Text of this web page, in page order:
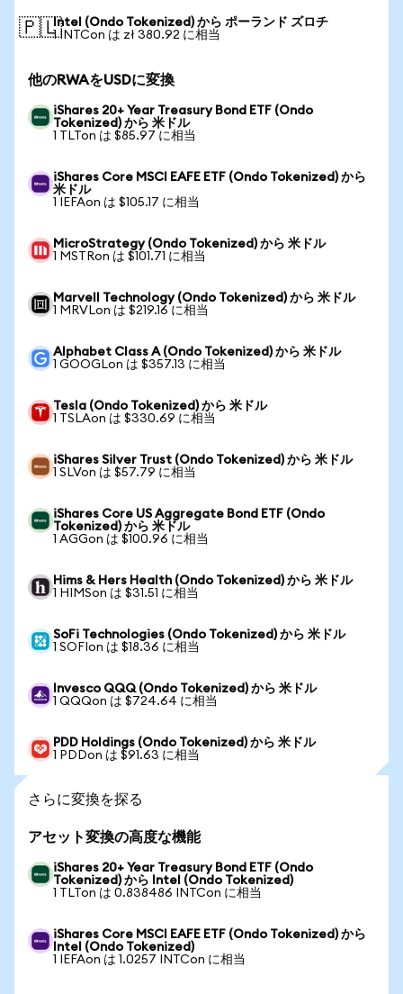
🇵🇱Intel (Ondo Tokenized) から ポーランド ズロチ
1 INTCon は zł 380.92 に相当
他のRWAをUSDに変換
iShares 20+ Year Treasury Bond ETF (Ondo
Tokenized) から 米ドル
1 TLTon は $85.97 に相当
iShares Core MSCI EAFE ETF (Ondo Tokenized) から
米ドル
1 IEFAon は $105.17 に相当
MicroStrategy (Ondo Tokenized) から 米ドル
1 MSTRon は $101.71 に相当
Marvell Technology (Ondo Tokenized) から 米ドル
1 MRVLon は $219.16 に相当
Alphabet Class A (Ondo Tokenized) から 米ドル
1 GOOGLon は $357.13 に相当
Tesla (Ondo Tokenized) から 米ドル
1 TSLAon は $330.69 に相当
iShares Silver Trust (Ondo Tokenized) から 米ドル
1 SLVon は $57.79 に相当
iShares Core US Aggregate Bond ETF (Ondo
Tokenized) から 米ドル
1 AGGon は $100.96 に相当
Hims & Hers Health (Ondo Tokenized) から 米ドル
1 HIMSon は $31.51 に相当
SoFi Technologies (Ondo Tokenized) から 米ドル
1 SOFIon は $18.36 に相当
Invesco QQQ (Ondo Tokenized) から 米ドル
1 QQQon は $724.64 に相当
PDD Holdings (Ondo Tokenized) から 米ドル
1 PDDon は $91.63 に相当
さらに変換を探る
アセット変換の高度な機能
iShares 20+ Year Treasury Bond ETF (Ondo
Tokenized) から Intel (Ondo Tokenized)
1 TLTon は 0.838486 INTCon に相当
iShares Core MSCI EAFE ETF (Ondo Tokenized) から
Intel (Ondo Tokenized)
1 IEFAon は 1.0257 INTCon に相当